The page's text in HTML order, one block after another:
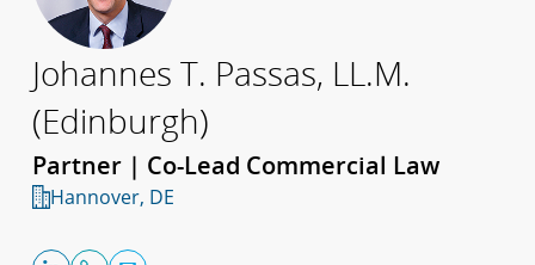
Johannes T. Passas, LL.M.
(Edinburgh)
Partner | Co-Lead Commercial Law
Hannover, DE